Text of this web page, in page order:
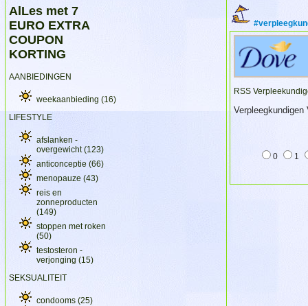
AlLes met 7
EURO EXTRA
COUPON
KORTING
AANBIEDINGEN
weekaanbieding (16)
LIFESTYLE
afslanken -
overgewicht(123)
anticonceptie (66)
menopauze (43)
reis en
zonneproducten
(149)
stoppen met roken
(50)
testosteron -
verjonging (15)
SEKSUALITEIT
condooms (25)
RSS
Verpleegkundigen
0 1